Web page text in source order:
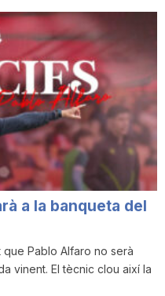
a la banqueta del
que Pablo Alfaro no serà
vinent. El tècnic clou així la